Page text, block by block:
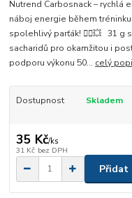
Nutrend Carbosnack –
náboj energie během
spolehlivý parťák! 🏃‍♂️💥 31 g
sacharidů pro okamžitou i
podporu výkonu 50... celý
Dostupnost Skladem
35 Kč/ks
31 Kč bez DPH
Přidat